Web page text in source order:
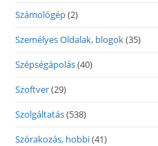
Számológép(2)
Személyes Oldalak, blogok(35)
Szépségápolás(40)
Szoftver(29)
Szolgáltatás(538)
Szórakozás, hobbi(41)